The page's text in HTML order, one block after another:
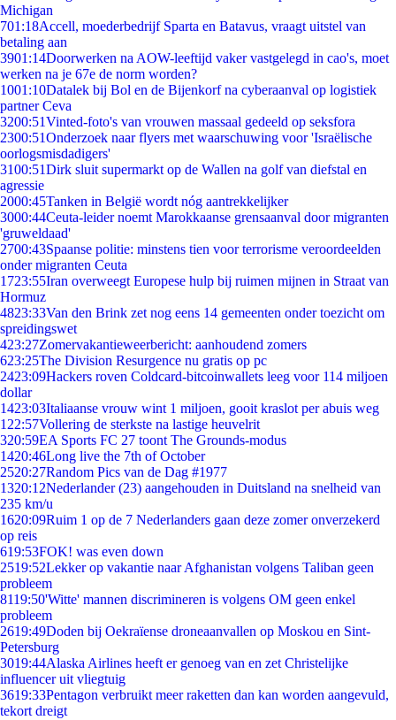
Michigan
701:18Accell, moederbedrijf Sparta en Batavus, vraagt uitstel van
betaling aan
3901:14Doorwerken na AOW-leeftijd vaker vastgelegd in cao's, moet
werken na je 67e de norm worden?
1001:10Datalek bij Bol en de Bijenkorf na cyberaanval op logistiek
partner Ceva
3200:51Vinted-foto's van vrouwen massaal gedeeld op seksfora
2300:51Onderzoek naar flyers met waarschuwing voor 'Israëlische
oorlogsmisdadigers'
3100:51Dirk sluit supermarkt op de Wallen na golf van diefstal en
agressie
2000:45Tanken in België wordt nóg aantrekkelijker
3000:44Ceuta-leider noemt Marokkaanse grensaanval door migranten
'gruweldaad'
2700:43Spaanse politie: minstens tien voor terrorisme veroordeelden
onder migranten Ceuta
1723:55Iran overweegt Europese hulp bij ruimen mijnen in Straat van
Hormuz
4823:33Van den Brink zet nog eens 14 gemeenten onder toezicht om
spreidingswet
423:27Zomervakantieweerbericht: aanhoudend zomers
623:25The Division Resurgence nu gratis op pc
2423:09Hackers roven Coldcard-bitcoinwallets leeg voor 114 miljoen
dollar
1423:03Italiaanse vrouw wint 1 miljoen, gooit kraslot per abuis weg
1 22:57Vollering de sterkste na lastige heuvelrit
320:59EA Sports FC 27 toont The Grounds-modus
1420:46Long live the 7th of October
2520:27Random Pics van de Dag #1977
1320:12Nederlander (23) aangehouden in Duitsland na snelheid van
235 km/u
1620:09Ruim 1 op de 7 Nederlanders gaan deze zomer onverzekerd
op reis
619:53FOK! was even down
2519:52Lekker op vakantie naar Afghanistan volgens Taliban geen
probleem
8119:50'Witte' mannen discrimineren is volgens OM geen enkel
probleem
2619:49Doden bij Oekraïense droneaanvallen op Moskou en Sint-
Petersburg
3019:44Alaska Airlines heeft er genoeg van en zet Christelijke
influencer uit vliegtuig
3619:33Pentagon verbruikt meer raketten dan kan worden aangevuld,
tekort dreigt